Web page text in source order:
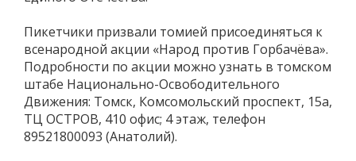
Пикетчики призвали томией присоединяться к
всенародной акции «Народ против Горбачёва».
Подробности по акции можно узнать в томском
штабе Национально-Освободительного
Движения: Томск, Комсомольский проспект, 15а,
ТЦ ОСТРОВ, 410 офис; 4 этаж, телефон
89521800093 (Анатолий).